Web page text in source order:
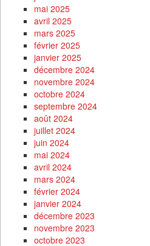
mai 2025
avril 2025
mars 2025
février 2025
janvier 2025
décembre 2024
novembre 2024
octobre 2024
septembre 2024
août 2024
juillet 2024
juin 2024
mai 2024
avril 2024
mars 2024
février 2024
janvier 2024
décembre 2023
novembre 2023
octobre 2023